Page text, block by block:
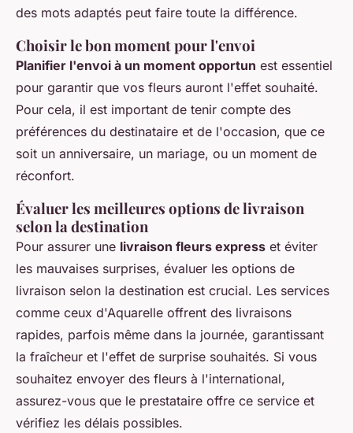
des mots adaptés peut faire toute la différence.
Choisir le bon moment pour l'envoi
Planifier l'envoi à un moment opportun est essentiel
pour garantir que vos fleurs auront l'effet souhaité.
Pour cela, il est important de tenir compte des
préférences du destinataire et de l'occasion, que ce
soit un anniversaire, un mariage, ou un moment de
réconfort.
Évaluer les meilleures options de livraison
selon la destination
Pour assurer une livraison fleurs express et éviter
les mauvaises surprises, évaluer les options de
livraison selon la destination est crucial. Les services
comme ceux d'Aquarelle offrent des livraisons
rapides, parfois même dans la journée, garantissant
la fraîcheur et l'effet de surprise souhaités. Si vous
souhaitez envoyer des fleurs à l'international,
assurez-vous que le prestataire offre ce service et
vérifiez les délais possibles.